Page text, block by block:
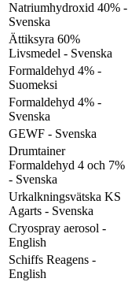
Natriumhydroxid 40% -
Svenska
Ättiksyra 60%
Livsmedel - Svenska
Formaldehyd 4% -
Suomeksi
Formaldehyd 4% -
Svenska
GEWF - Svenska
Drumtainer
Formaldehyd 4 och 7%
- Svenska
Urkalkningsvätska KS
Agarts - Svenska
Cryospray aerosol -
English
Schiffs Reagens -
English